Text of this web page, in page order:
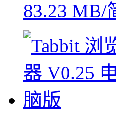
83.23 MB/